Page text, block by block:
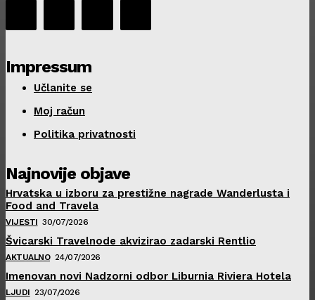
Impressum
Učlanite se
Moj račun
Politika privatnosti
Najnovije objave
Hrvatska u izboru za prestižne nagrade Wanderlusta i
Food and Travela
VIJESTI 30/07/2026
Švicarski Travelnode akvizirao zadarski Rentlio
AKTUALNO 24/07/2026
Imenovan novi Nadzorni odbor Liburnia Riviera Hotela
LJUDI 23/07/2026